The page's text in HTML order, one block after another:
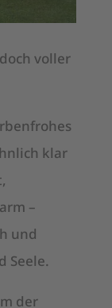
voller
klar
–
und
Seele.
der